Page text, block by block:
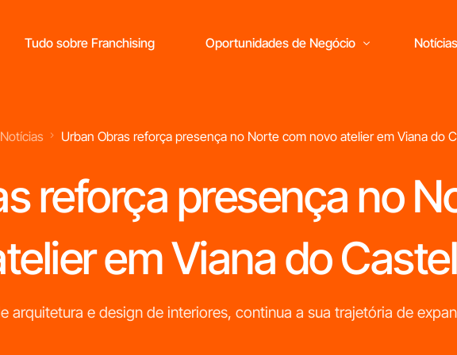
Tudo sobre Franchising Oportunidades de Negócio
Está pronto para abrir o seu
próprio negócio?
Notícias
Notícias Urban Obras reforça presença no Norte com novo atelier em Viana do
reforça presença no
em Viana do
arquitetura e design de interiores, continua a sua trajetória de